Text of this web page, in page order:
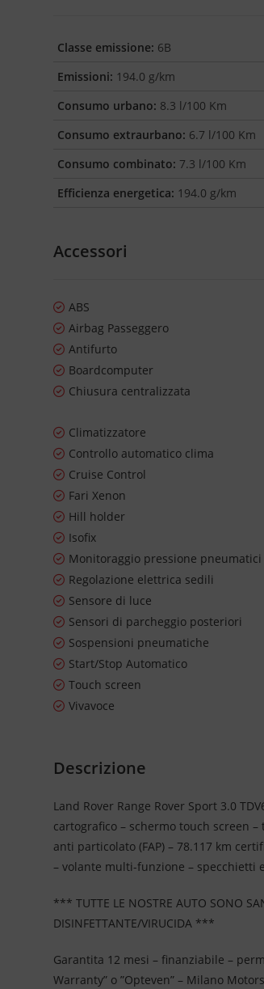
Classe emissione: 6B
Emissioni: 194.0 g/km
Consumo urbano: 8.3 l/100 Km
Consumo extraurbano: 6.7 l/100 Km
Consumo combinato: 7.3 l/100 Km
Efficienza energetica: 194.0 g/km
Accessori
ABS
Airbag Passeggero
Antifurto
Boardcomputer
Chiusura centralizzata
Climatizzatore
Controllo automatico clima
Cruise Control
Fari Xenon
Hill holder
Isofix
Monitoraggio pressione pneumatici
Regolazione elettrica sedili
Sensore di luce
Sensori di parcheggio posteriori
Sospensioni pneumatiche
Start/Stop Automatico
Touch screen
Vivavoce
Descrizione
Land Rover Range Rover Sport 3.0
cartografico – schermo touch screen
anti particolato (FAP) – 78.117 km
– volante multi-funzione – specchietti
*** TUTTE LE NOSTRE AUTO SONO
DISINFETTANTE/VIRUCIDA ***
Garantita 12 mesi – finanziabile –
Warranty” o ”Opteven” – Milano